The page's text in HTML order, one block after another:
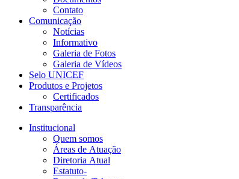
Contato
Comunicação
Notícias
Informativo
Galeria de Fotos
Galeria de Vídeos
Selo UNICEF
Produtos e Projetos
Certificados
Transparência
Institucional
Quem somos
Áreas de Atuação
Diretoria Atual
Estatuto-